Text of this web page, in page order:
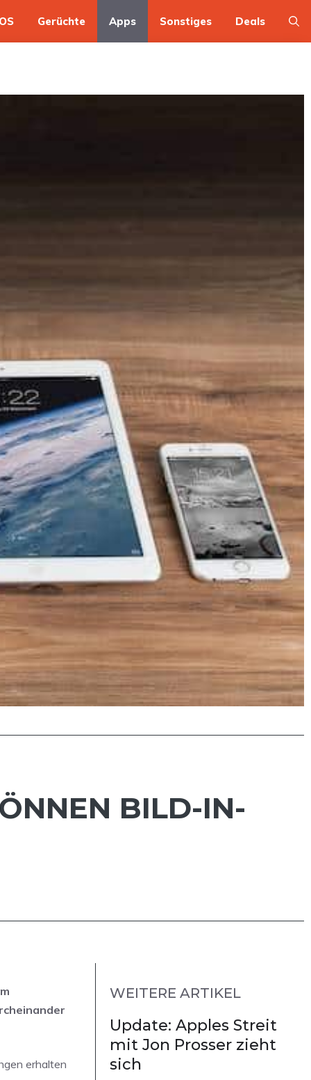
OS Gerüchte Apps Sonstiges Deals
BILD-IN-
erhalten
WEITERE ARTIKEL
Update: Apples Streit
mit Jon Prosser zieht
sich